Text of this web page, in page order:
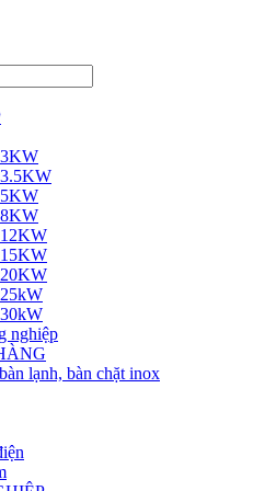
nghiệp
lạnh, bàn chặt inox